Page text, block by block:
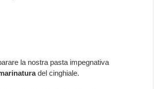
la nostra pasta impegnativa
del cinghiale.